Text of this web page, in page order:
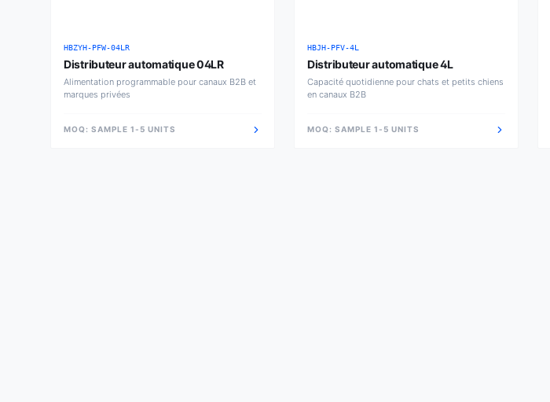
HBZYH-PFW-04LR
Distributeur automatique 04LR
Alimentation programmable pour canaux B2B et
marques privées
MOQ: SAMPLE 1-5 UNITS
HBJH-PFV-4L
Distributeur automatique 4L
Capacité quotidienne pour chats et petits chiens
en canaux B2B
MOQ: SAMPLE 1-5 UNITS